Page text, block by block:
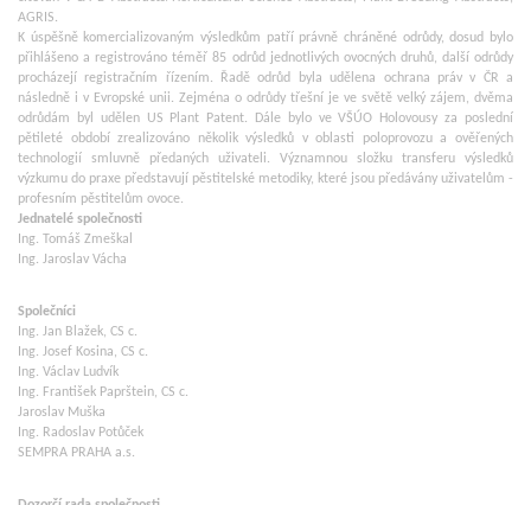
AGRIS.
K úspěšně komercializovaným výsledkům patří právně chráněné odrůdy, dosud bylo
přihlášeno a registrováno téměř 85 odrůd jednotlivých ovocných druhů, další odrůdy
procházejí registračním řízením. Řadě odrůd byla udělena ochrana práv v ČR a
následně i v Evropské unii. Zejména o odrůdy třešní je ve světě velký zájem, dvěma
odrůdám byl udělen US Plant Patent. Dále bylo ve VŠÚO Holovousy za poslední
pětileté období zrealizováno několik výsledků v oblasti poloprovozu a ověřených
technologií smluvně předaných uživateli. Významnou složku transferu výsledků
výzkumu do praxe představují pěstitelské metodiky, které jsou předávány uživatelům -
profesním pěstitelům ovoce.
Jednatelé společnosti
Ing. Tomáš Zmeškal
Ing. Jaroslav Vácha
Společníci
Ing. Jan Blažek, CS c.
Ing. Josef Kosina, CS c.
Ing. Václav Ludvík
Ing. František Paprštein, CS c.
Jaroslav Muška
Ing. Radoslav Potůček
SEMPRA PRAHA a.s.